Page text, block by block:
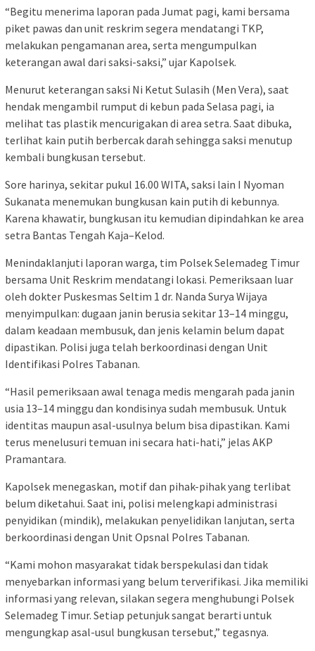
“Begitu menerima laporan pada Jumat pagi, kami bersama
piket pawas dan unit reskrim segera mendatangi TKP,
melakukan pengamanan area, serta mengumpulkan
keterangan awal dari saksi-saksi,” ujar Kapolsek.
Menurut keterangan saksi Ni Ketut Sulasih (Men Vera), saat
hendak mengambil rumput di kebun pada Selasa pagi, ia
melihat tas plastik mencurigakan di area setra. Saat dibuka,
terlihat kain putih berbercak darah sehingga saksi menutup
kembali bungkusan tersebut.
Sore harinya, sekitar pukul 16.00 WITA, saksi lain I Nyoman
Sukanata menemukan bungkusan kain putih di kebunnya.
Karena khawatir, bungkusan itu kemudian dipindahkan ke area
setra Bantas Tengah Kaja–Kelod.
Menindaklanjuti laporan warga, tim Polsek Selemadeg Timur
bersama Unit Reskrim mendatangi lokasi. Pemeriksaan luar
oleh dokter Puskesmas Seltim 1 dr. Nanda Surya Wijaya
menyimpulkan: dugaan janin berusia sekitar 13–14 minggu,
dalam keadaan membusuk, dan jenis kelamin belum dapat
dipastikan. Polisi juga telah berkoordinasi dengan Unit
Identifikasi Polres Tabanan.
“Hasil pemeriksaan awal tenaga medis mengarah pada janin
usia 13–14 minggu dan kondisinya sudah membusuk. Untuk
identitas maupun asal-usulnya belum bisa dipastikan. Kami
terus menelusuri temuan ini secara hati-hati,” jelas AKP
Pramantara.
Kapolsek menegaskan, motif dan pihak-pihak yang terlibat
belum diketahui. Saat ini, polisi melengkapi administrasi
penyidikan (mindik), melakukan penyelidikan lanjutan, serta
berkoordinasi dengan Unit Opsnal Polres Tabanan.
“Kami mohon masyarakat tidak berspekulasi dan tidak
menyebarkan informasi yang belum terverifikasi. Jika memiliki
informasi yang relevan, silakan segera menghubungi Polsek
Selemadeg Timur. Setiap petunjuk sangat berarti untuk
mengungkap asal-usul bungkusan tersebut,” tegasnya.